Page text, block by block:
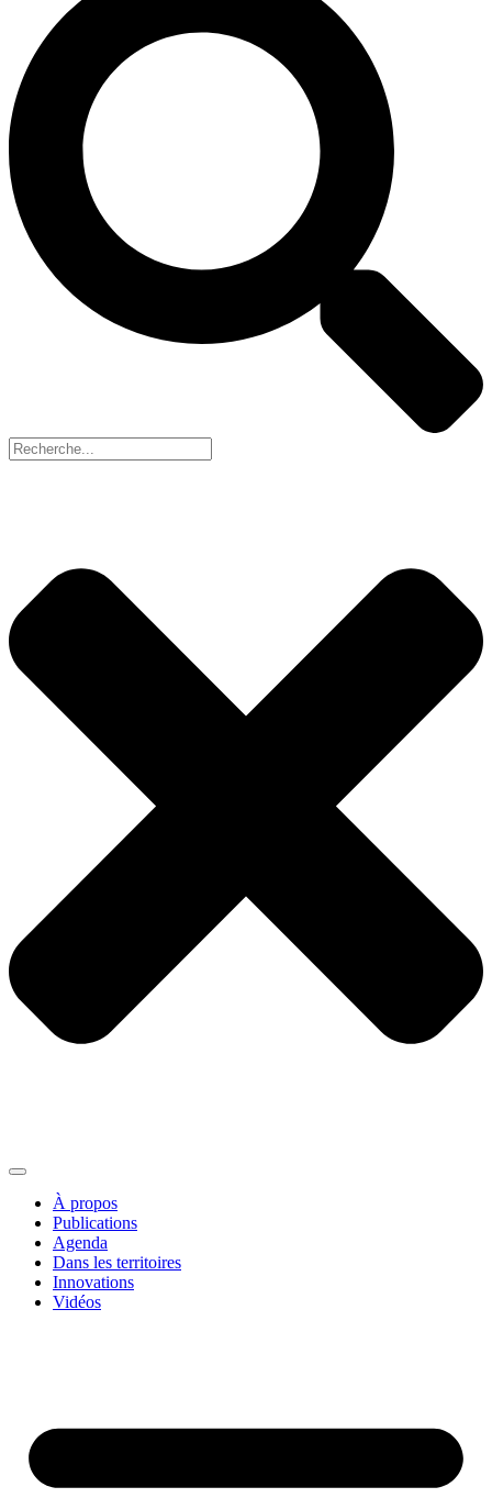
À propos
Publications
Agenda
Dans les territoires
Innovations
Vidéos